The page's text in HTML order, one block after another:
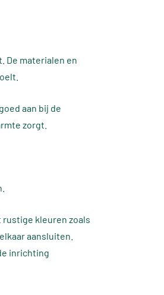
De materialen en
aan bij de
zorgt.
kleuren zoals
aansluiten.
inrichting